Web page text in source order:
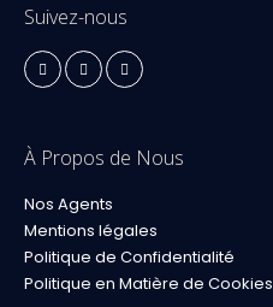
Suivez-nous
À Propos de Nous
Nos Agents
Mentions légales
Politique de Confidentialité
Politique en Matière de Cookies